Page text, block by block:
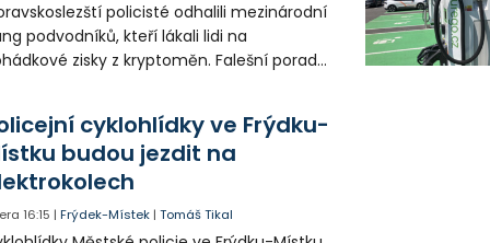
policisté odhalili mezinárodní
podvodníků, kteří lákali lidi na
zisky z kryptoměn. Falešní poradci
až stovky milionů korun. Na padesátce
prohlídek v Kyjevě se podíleli i
vyšetřovatelé.
cyklohlídky ve Frýdku-
budou jezdit na
16:15 |Frýdek-Místek |Tomáš Tikal